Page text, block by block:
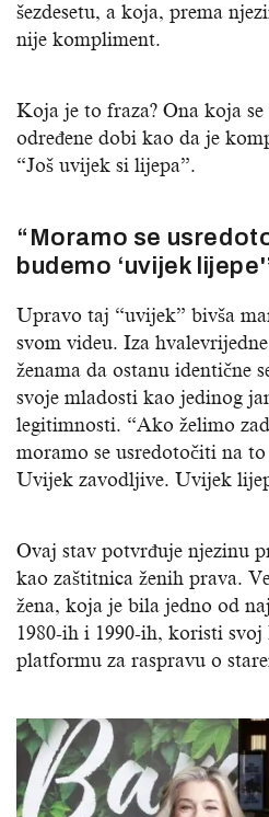
šezdesetu, a koja, prema
nije kompliment.
Koja je to fraza? Ona koja se
određene dobi kao da je
“Još uvijek si lijepa”.
“Moramo se
budemo ‘uvijek
Upravo taj “uvijek” bivša
svom videu. Iza
ženama da ostanu identične
svoje mladosti kao jedinog
legitimnosti. “Ako želimo
moramo se usredotočiti na
Uvijek zavodljive. Uvijek
Ovaj stav potvrđuje njezinu
kao zaštitnica ženih prava.
žena, koja je bila jedno od
1980-ih i 1990-ih, koristi
platformu za raspravu o